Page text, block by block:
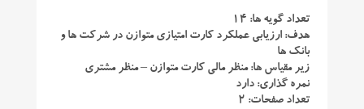
تعداد گویه ها: ۱۴
هدف: ارزیابی عملکرد کارت امتیازی متوازن در شرکت ها و
بانک ها
زیر مقیاس ها: منظر مالی کارت متوازن – منظر مشتری
نمره گذاری: دارد
تعداد صفحات: ۲